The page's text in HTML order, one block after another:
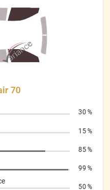
facile sur les autres
Envoi rapide La coupe est
satisfait
70
30 %
15 %
85 %
99 %
50 %